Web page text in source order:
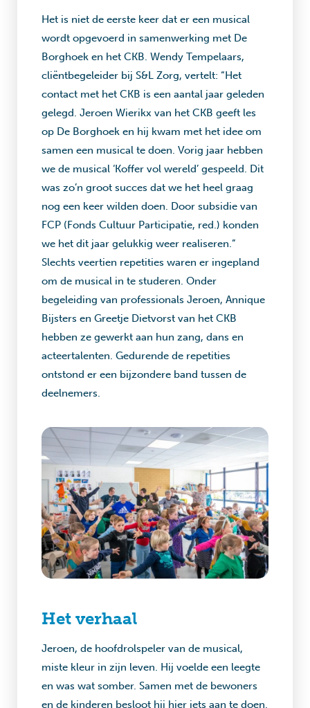
Het is niet de eerste keer dat er een musical
wordt opgevoerd in samenwerking met De
Borghoek en het CKB. Wendy Tempelaars,
cliëntbegeleider bij S&L Zorg, vertelt: “Het
contact met het CKB is een aantal jaar geleden
gelegd. Jeroen Wierikx van het CKB geeft les
op De Borghoek en hij kwam met het idee om
samen een musical te doen. Vorig jaar hebben
we de musical ‘Koffer vol wereld’ gespeeld. Dit
was zo’n groot succes dat we het heel graag
nog een keer wilden doen. Door subsidie van
FCP (Fonds Cultuur Participatie, red.) konden
we het dit jaar gelukkig weer realiseren.”
Slechts veertien repetities waren er ingepland
om de musical in te studeren. Onder
begeleiding van professionals Jeroen, Annique
Bijsters en Greetje Dietvorst van het CKB
hebben ze gewerkt aan hun zang, dans en
acteertalenten. Gedurende de repetities
ontstond er een bijzondere band tussen de
deelnemers.
Het verhaal
Jeroen, de hoofdrolspeler van de musical,
miste kleur in zijn leven. Hij voelde een leegte
en was wat somber. Samen met de bewoners
en de kinderen besloot hij hier iets aan te doen.